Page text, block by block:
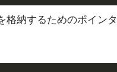
格納するためのポイン